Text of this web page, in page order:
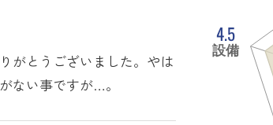
がとうございました。やは
ない事ですが…。
4.5
設備